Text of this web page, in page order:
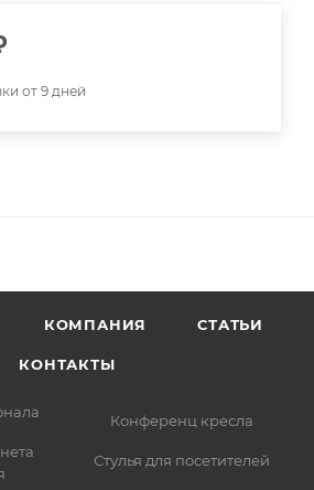
от 9 дней
КОМПАНИЯ СТАТЬИ
КОНТАКТЫ
Конференц кресла
Стулья для посетителей